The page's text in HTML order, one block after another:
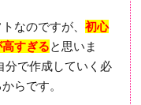
なのですが、 初心
すぎると思いま
分で作成していく必
らです。